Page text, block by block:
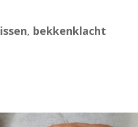
, bekkenklacht